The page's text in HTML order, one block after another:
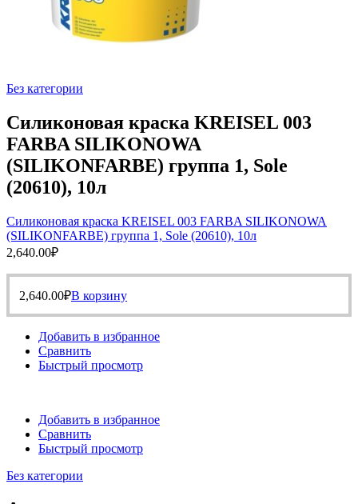
Без категории
Силиконовая краска KREISEL 003
FARBA SILIKONOWA
(SILIKONFARBE) группа 1, Sole
(20610), 10л
Силиконовая краска KREISEL 003 FARBA SILIKONOWA
(SILIKONFARBE) группа 1, Sole (20610), 10л
2,640.00₽
2,640.00₽В корзину
Добавить в избранное
Сравнить
Быстрый просмотр
Добавить в избранное
Сравнить
Быстрый просмотр
Без категории